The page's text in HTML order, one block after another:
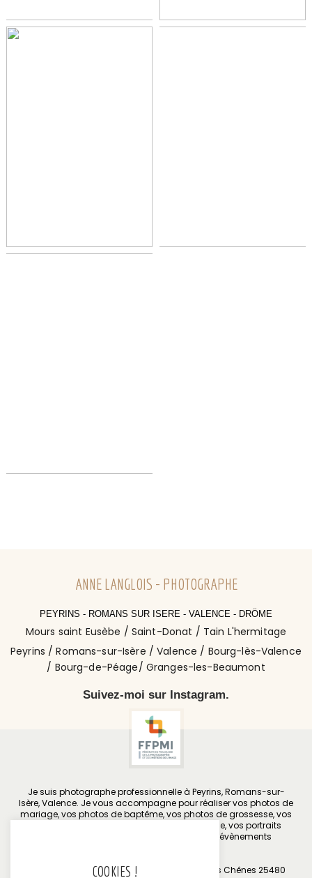
ANNE LANGLOIS - PHOTOGRAPHE
PEYRINS - ROMANS SUR ISERE - VALENCE - DRÖME
Mours saint Eusèbe / Saint-Donat / Tain L'hermitage
Peyrins / Romans-sur-Isère / Valence / Bourg-lès-Valence
/ Bourg-de-Péage/ Granges-les-Beaumont
Suivez-moi sur Instagram.
Je suis photographe professionnelle à Peyrins, Romans-sur-
Isère, Valence. Je vous accompagne pour réaliser vos photos de
mariage, vos photos de baptême, vos photos de grossesse, vos
photos de nouveau-né, vos photos de famille, vos portraits
personnels, vos portraits professionnels et évènements
Médiateur : M. Dominique COULON / 37 rue des Chênes 25480
COOKIES !